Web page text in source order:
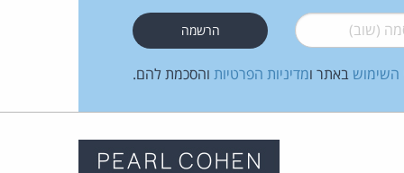
(שוב)*
השימוש באתר ומדיניות הפרטיות והסכמת להם.